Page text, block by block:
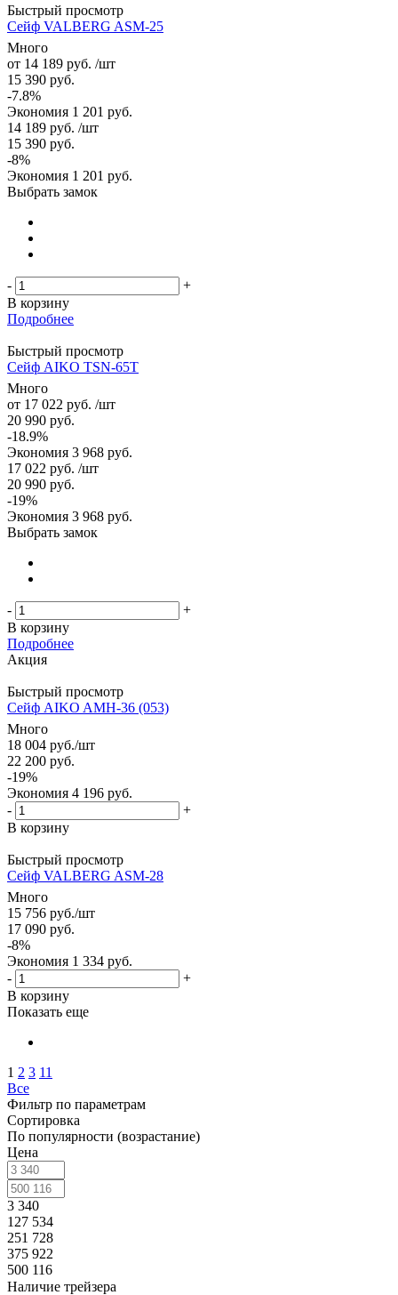
Быстрый просмотр
Сейф VALBERG ASM-25
Много
от 14 189 руб. /шт
15 390 руб.
-7.8%
Экономия 1 201 руб.
14 189 руб. /шт
15 390 руб.
-8%
Экономия 1 201 руб.
Выбрать замок
-
+
В корзину
Подробнее
Быстрый просмотр
Сейф AIKO TSN-65T
Много
от 17 022 руб. /шт
20 990 руб.
-18.9%
Экономия 3 968 руб.
17 022 руб. /шт
20 990 руб.
-19%
Экономия 3 968 руб.
Выбрать замок
-
+
В корзину
Подробнее
Акция
Быстрый просмотр
Сейф AIKO AMH-36 (053)
Много
18 004 руб./шт
22 200 руб.
-19%
Экономия 4 196 руб.
-
+
В корзину
Быстрый просмотр
Сейф VALBERG ASM-28
Много
15 756 руб./шт
17 090 руб.
-8%
Экономия 1 334 руб.
-
+
В корзину
Показать еще
1 2 3 11
Все
Фильтр по параметрам
Сортировка
По популярности (возрастание)
Цена
3 340
127 534
251 728
375 922
500 116
Наличие трейзера